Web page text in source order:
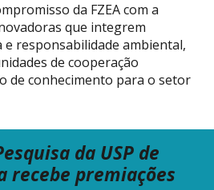
da FZEA com a
que integrem
responsabilidade ambiental,
de cooperação
de conhecimento para o setor
da USP de
recebe premiações